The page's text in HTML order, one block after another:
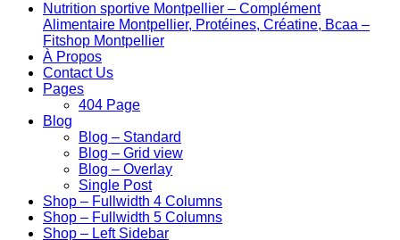
Nutrition sportive Montpellier – Complément
Alimentaire Montpellier, Protéines, Créatine, Bcaa –
Fitshop Montpellier
À Propos
Contact Us
Pages
404 Page
Blog
Blog – Standard
Blog – Grid view
Blog – Overlay
Single Post
Shop – Fullwidth 4 Columns
Shop – Fullwidth 5 Columns
Shop – Left Sidebar